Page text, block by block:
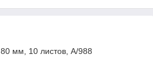
мм, 10 листов, А/988